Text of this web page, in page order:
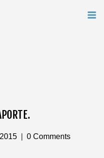
0 Comments